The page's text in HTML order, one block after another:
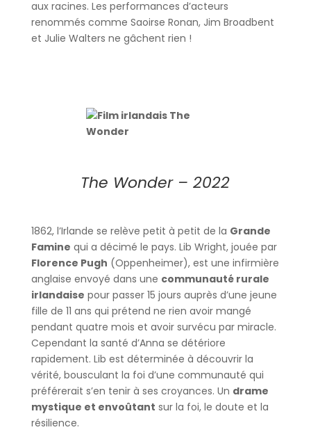
aux racines. Les performances d’acteurs
renommés comme Saoirse Ronan, Jim Broadbent
et Julie Walters ne gâchent rien !
The Wonder – 2022
1862, l’Irlande se relève petit à petit de la Grande
Famine qui a décimé le pays. Lib Wright, jouée par
Florence Pugh (Oppenheimer), est une infirmière
anglaise envoyé dans une communauté rurale
irlandaise pour passer 15 jours auprès d’une jeune
fille de 11 ans qui prétend ne rien avoir mangé
pendant quatre mois et avoir survécu par miracle.
Cependant la santé d’Anna se détériore
rapidement. Lib est déterminée à découvrir la
vérité, bousculant la foi d’une communauté qui
préférerait s’en tenir à ses croyances. Un drame
mystique et envoûtant sur la foi, le doute et la
résilience.